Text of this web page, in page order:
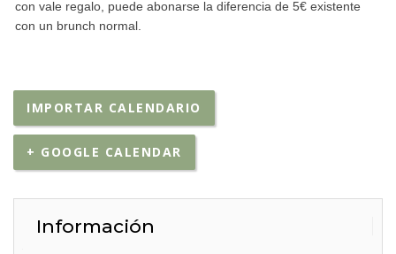
con vale regalo, puede abonarse la diferencia de 5€ existente
con un brunch normal.
IMPORTAR CALENDARIO
+ GOOGLE CALENDAR
Información